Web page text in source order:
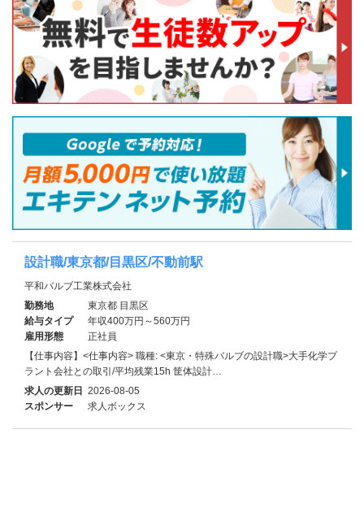
設計職/東京都/目黒区/不動前駅
平和バルブ工業株式会社
勤務地
東京都 目黒区
給与タイプ
年収400万円～560万円
雇用形態
正社員
【仕事内容】<仕事内容> 職種: <東京・特殊バルブの設計職>大手化学プ
ラント会社との取引/平均残業15h 筐体設計…
求人の更新日 2026-08-05
スポンサー
求人ボックス